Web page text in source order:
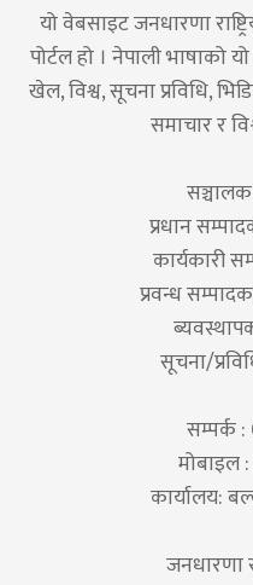
यो वेबसाइट जनधारणा
पोर्टल हो । नेपाली भाषाको
खेल, विश्व, सूचना प्रविधि,
समाचार र
सञ्चालक
प्रधान
कार्यकारी
प्रवन्ध
सूचना/
सम्पर्क
मोबाइल
कार्यालय:
जनधारणा